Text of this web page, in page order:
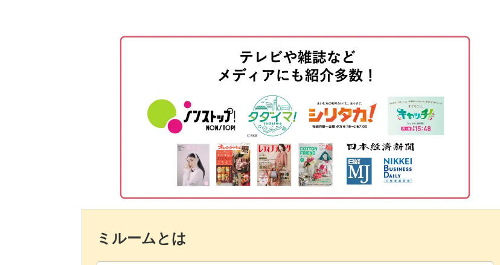
ふんわりと立体感のあるデザインは、ドールの装いを彩ってくれることまちがいなし。
エレガントな雰囲気で、撮影に映える主役級の存在感がありますよ◎
いろんな形のスカートに応用できる
小さいお洋服は作業が難しそうに思うかもしれませんが、ちょっとした工夫をすること
縫い代の処理をする
ミルームとは